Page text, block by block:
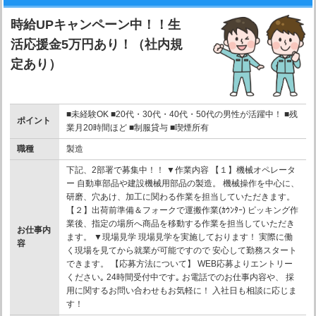
時給UPキャンペーン中！！生
活応援金5万円あり！（社内規
定あり）
ポイント
■未経験OK ■20代・30代・40代・50代の男性が活躍中！ ■残
業月20時間ほど ■制服貸与 ■喫煙所有
職種 製造
お仕事内
容
下記、2部署で募集中！！ ▼作業内容 【１】機械オペレータ
ー 自動車部品や建設機械用部品の製造。 機械操作を中心に、
研磨、穴あけ、加工に関わる作業を担当していただきます。
【２】出荷前準備＆フォークで運搬作業(ｶｳﾝﾀｰ) ピッキング作
業後、指定の場所へ商品を移動する作業を担当していただき
ます。 ▼現場見学 現場見学を実施しております！ 実際に働
く現場を見てから就業が可能ですので 安心して勤務スタート
できます。 【応募方法について】 WEB応募よりエントリー
ください｡ 24時間受付中です｡ お電話でのお仕事内容や、 採
用に関するお問い合わせもお気軽に！ 入社日も相談に応じま
す！